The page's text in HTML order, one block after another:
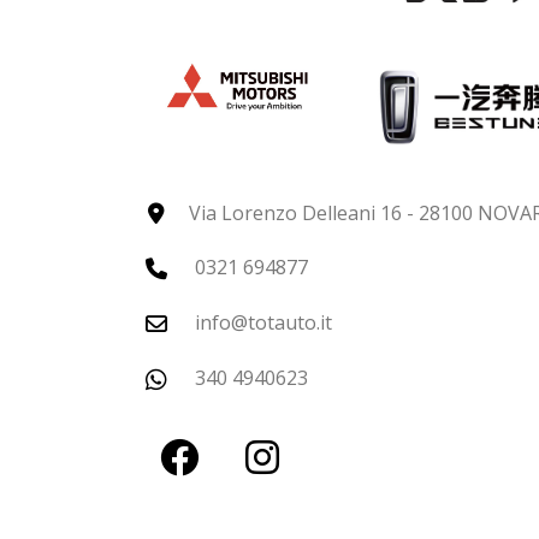
Via Lorenzo Delleani 16 - 28100
0321 694877
info@totauto.it
340 4940623